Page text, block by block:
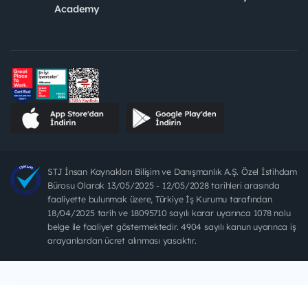
Academy
STJ İnsan Kaynakları Bilişim ve Danışmanlık A.Ş. Özel İstihdam
Bürosu Olarak 13/05/2025 - 12/05/2028 tarihleri arasında
faaliyette bulunmak üzere, Türkiye İş Kurumu tarafından
18/04/2025 tarih ve 18095710 sayılı karar uyarınca 1078 nolu
belge ile faaliyet göstermektedir. 4904 sayılı kanun uyarınca iş
arayanlardan ücret alınması yasaktır.